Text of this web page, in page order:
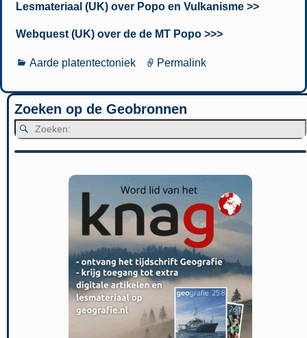
Lesmateriaal (UK) over Popo en Vulkanisme >>
Webquest (UK) over de de MT Popo >>>
Aarde platentectoniek Permalink
Zoeken op de Geobronnen